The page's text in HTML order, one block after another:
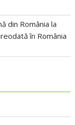
din România la
în România